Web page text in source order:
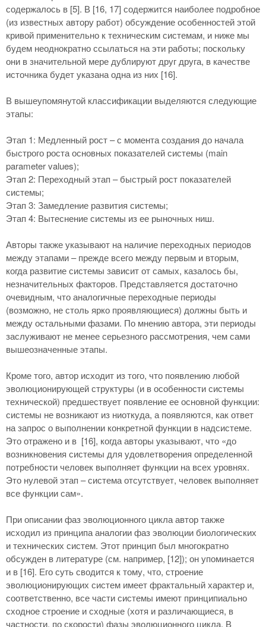
содержалось в [5]. В [16, 17] содержится наиболее подробное
(из известных автору работ) обсуждение особенностей этой
кривой применительно к техническим системам, и ниже мы
будем неоднократно ссылаться на эти работы; поскольку
они в значительной мере дублируют друг друга, в качестве
источника будет указана одна из них [16].
В вышеупомянутой классификации выделяются следующие
этапы:
Этап 1: Медленный рост – с момента создания до начала
быстрого роста основных показателей системы (main
parameter values);
Этап 2: Переходный этап – быстрый рост показателей
системы;
Этап 3: Замедление развития системы;
Этап 4: Вытеснение системы из ее рыночных ниш.
Авторы также указывают на наличие переходных периодов
между этапами – прежде всего между первым и вторым,
когда развитие системы зависит от самых, казалось бы,
незначительных факторов. Представляется достаточно
очевидным, что аналогичные переходные периоды
(возможно, не столь ярко проявляющиеся) должны быть и
между остальными фазами. По мнению автора, эти периоды
заслуживают не менее серьезного рассмотрения, чем сами
вышеозначенные этапы.
Кроме того, автор исходит из того, что появлению любой
эволюционирующей структуры (и в особенности системы
технической) предшествует появление ее основной функции:
системы не возникают из ниоткуда, а появляются, как ответ
на запрос о выполнении конкретной функции в надсистеме.
Это отражено и в [16], когда авторы указывают, что «до
возникновения системы для удовлетворения определенной
потребности человек выполняет функции на всех уровнях.
Это нулевой этап – система отсутствует, человек выполняет
все функции сам».
При описании фаз эволюционного цикла автор также
исходил из принципа аналогии фаз эволюции биологических
и технических систем. Этот принцип был многократно
обсужден в литературе (см. например, [12]); он упоминается
и в [16]. Его суть сводится к тому, что, строение
эволюционирующих систем имеет фрактальный характер и,
соответственно, все части системы имеют принципиально
сходное строение и сходные (хотя и различающиеся, в
частности, по скорости) фазы эволюционного цикла. В